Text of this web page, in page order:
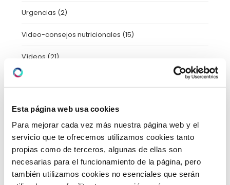
Esta página web usa cookies
Para mejorar cada vez más nuestra página web y el
servicio que te ofrecemos utilizamos cookies tanto
propias como de terceros, algunas de ellas son
necesarias para el funcionamiento de la página, pero
también utilizamos cookies no esenciales que serán
Urgencias (2)
Video-consejos nutricionales (15)
Vídeos (21)
febrero 2026 (5)
enero 2026(5)